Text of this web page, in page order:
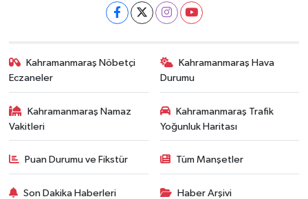
Kahramanmaraş Nöbetçi
Eczaneler
Kahramanmaraş Hava
Durumu
Kahramanmaraş Namaz
Vakitleri
Kahramanmaraş Trafik
Yoğunluk Haritası
Puan Durumu ve Fikstür Tüm Manşetler
Son Dakika Haberleri Haber Arşivi